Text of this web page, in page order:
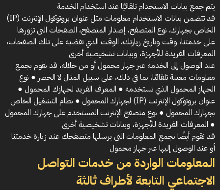
يتم جمع بيانات الاستخدام تلقائيًا عند استخدام الخدمة
قد تتضمن بيانات الاستخدام معلومات مثل عنوان بروتوكول الإنترنت (IP)
الخاص بجهازك، نوع المتصفح، إصدار المتصفح، الصفحات التي تزورها
على خدمتنا، وقت وتاريخ زيارتك، الوقت الذي تقضيه على تلك الصفحات،
المعرفات الفريدة للأجهزة، وبيانات تشخيصية أخرى
عند الوصول إلى الخدمة عبر جهاز محمول أو من خلاله، قد نقوم بجمع
معلومات معينة تلقائيًا، بما في ذلك، على سبيل المثال لا الحصر ● نوع
الجهاز المحمول الذي تستخدمه ● المعرف الفريد لجهازك المحمول ●
عنوان بروتوكول الإنترنت (IP) لجهازك المحمول ● نظام التشغيل الخاص
بجهازك المحمول ● نوع متصفح الإنترنت المستخدم على جهازك المحمول
● المعرفات الفريدة للأجهزة، وبيانات تشخيصية أخرى
قد نقوم أيضًا بجمع المعلومات التي يرسلها متصفحك عند زيارة خدمتنا
أو عند الوصول إليها عبر جهاز محمول
المعلومات الواردة من خدمات التواصل
الاجتماعي التابعة لأطراف ثالثة